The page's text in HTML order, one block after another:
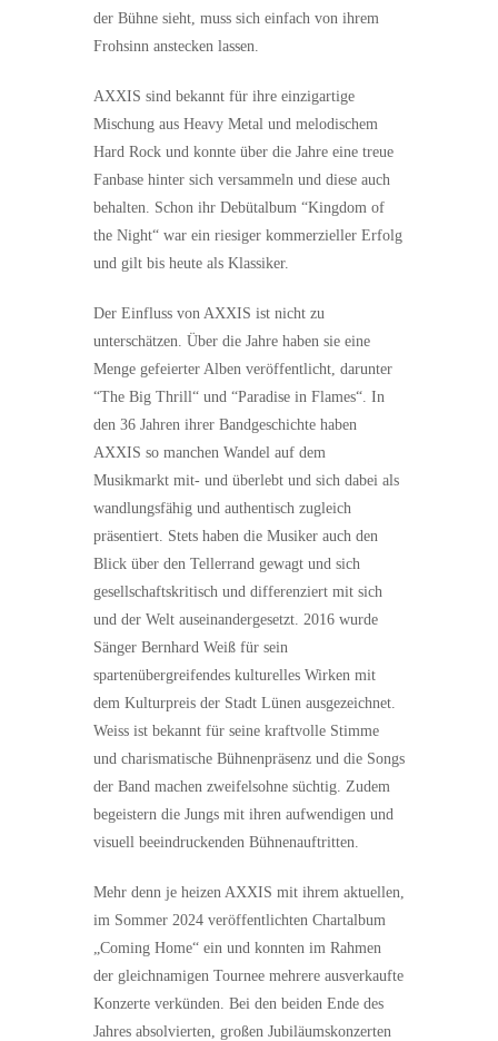
der Bühne sieht, muss sich einfach von ihrem
Frohsinn anstecken lassen.
AXXIS sind bekannt für ihre einzigartige
Mischung aus Heavy Metal und melodischem
Hard Rock und konnte über die Jahre eine treue
Fanbase hinter sich versammeln und diese auch
behalten. Schon ihr Debütalbum “Kingdom of
the Night“ war ein riesiger kommerzieller Erfolg
und gilt bis heute als Klassiker.
Der Einfluss von AXXIS ist nicht zu
unterschätzen. Über die Jahre haben sie eine
Menge gefeierter Alben veröffentlicht, darunter
“The Big Thrill“ und “Paradise in Flames“. In
den 36 Jahren ihrer Bandgeschichte haben
AXXIS so manchen Wandel auf dem
Musikmarkt mit- und überlebt und sich dabei als
wandlungsfähig und authentisch zugleich
präsentiert. Stets haben die Musiker auch den
Blick über den Tellerrand gewagt und sich
gesellschaftskritisch und differenziert mit sich
und der Welt auseinandergesetzt. 2016 wurde
Sänger Bernhard Weiß für sein
spartenübergreifendes kulturelles Wirken mit
dem Kulturpreis der Stadt Lünen ausgezeichnet.
Weiss ist bekannt für seine kraftvolle Stimme
und charismatische Bühnenpräsenz und die Songs
der Band machen zweifelsohne süchtig. Zudem
begeistern die Jungs mit ihren aufwendigen und
visuell beeindruckenden Bühnenauftritten.
Mehr denn je heizen AXXIS mit ihrem aktuellen,
im Sommer 2024 veröffentlichten Chartalbum
„Coming Home“ ein und konnten im Rahmen
der gleichnamigen Tournee mehrere ausverkaufte
Konzerte verkünden. Bei den beiden Ende des
Jahres absolvierten, großen Jubiläumskonzerten